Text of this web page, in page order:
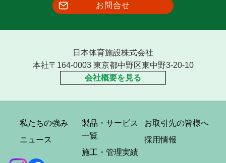
お問合せ
日本体育施設株式会社
本社〒164-0003 東京都中野区東中野3-20-10
会社概要を見る
私たちの強み
ニュース
製品・サービス
一覧
施工・管理実績
お取引先の皆様へ
採用情報